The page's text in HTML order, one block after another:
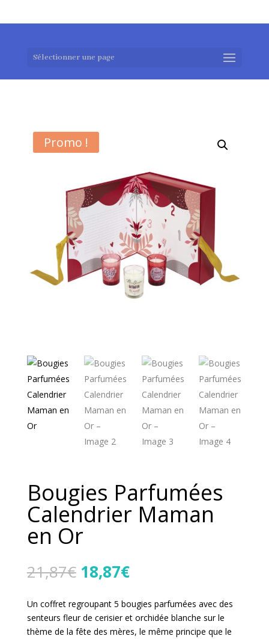
Sélectionner une page
Promo !
Bougies Parfumées
Calendrier Maman
en Or
21,87€ Le
prix
initial
était :
21,87€.
18,87€Le
prix
actuel
est :
18,87€.
Un coffret regroupant 5 bougies parfumées avec des
senteurs fleur de cerisier et orchidée blanche sur le
thème de la fête des mères, le même principe que le